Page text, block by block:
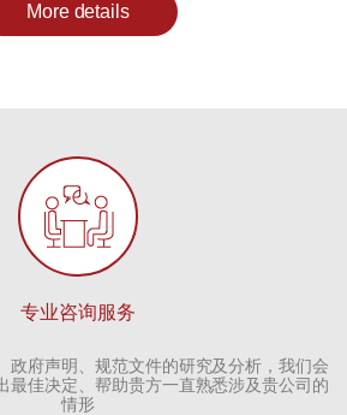
More details
专业咨询服务
政府声明、规范文件的研究及分析，我们会
最佳决定、帮助贵方一直熟悉涉及贵公司的
情形